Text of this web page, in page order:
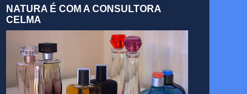
NATURA É COM A CONSULTORA
CELMA